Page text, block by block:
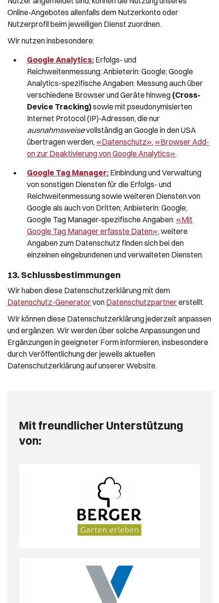
Online-Angebotes allenfalls dem Nutzerkonto oder
Nutzerprofil beim jeweiligen Dienst zuordnen.
Wir nutzen insbesondere:
Google Analytics: Erfolgs- und
Reichweitenmessung; Anbieterin: Google; Google
Analytics-spezifische Angaben: Messung auch über
verschiedene Browser und Geräte hinweg (Cross-
Device Tracking)sowie mit pseudonymisierten
Internet Protocol (IP)-Adressen, die nur
ausnahmsweisevollständig an Google in den USA
übertragen werden, «Datenschutz», «Browser Add-
on zur Deaktivierung von Google Analytics».
Google Tag Manager: Einbindung und Verwaltung
von sonstigen Diensten für die Erfolgs- und
Reichweitenmessung sowie weiteren Diensten von
Google als auch von Dritten; Anbieterin: Google;
Google Tag Manager-spezifische Angaben: «Mit
Google Tag Manager erfasste Daten»; weitere
Angaben zum Datenschutz finden sich bei den
einzelnen eingebundenen und verwalteten Diensten.
13. Schlussbestimmungen
Wir haben diese Datenschutzerklärung mit dem
Datenschutz-Generatorvon Datenschutzpartnererstellt.
Wir können diese Datenschutzerklärung jederzeit anpassen
und ergänzen. Wir werden über solche Anpassungen und
Ergänzungen in geeigneter Form informieren, insbesondere
durch Veröffentlichung der jeweils aktuellen
Datenschutzerklärung auf unserer Website.
Mit freundlicher Unterstützung
von: